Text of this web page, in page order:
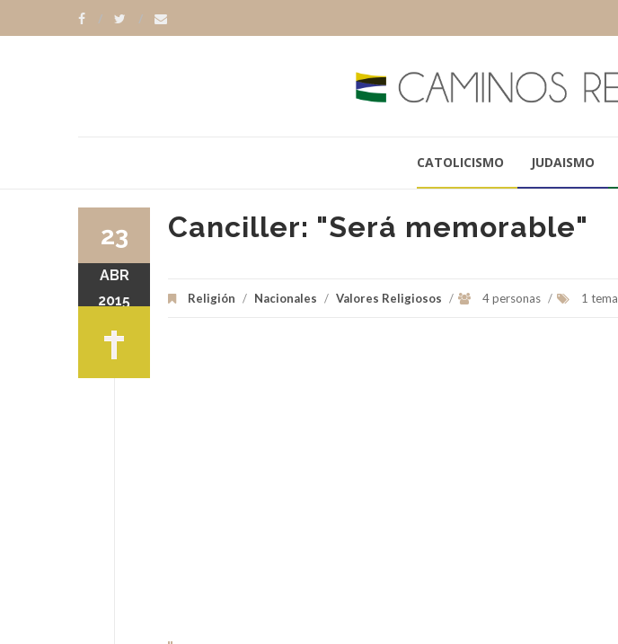
CATOLICISMO JUDAISMO
Canciller: "Será memorable"
Religión / Nacionales / Valores Religiosos / 4 personas / 1 tema
23
ABR
2015
BENEDICTO XVI PAPA FRANCISCO